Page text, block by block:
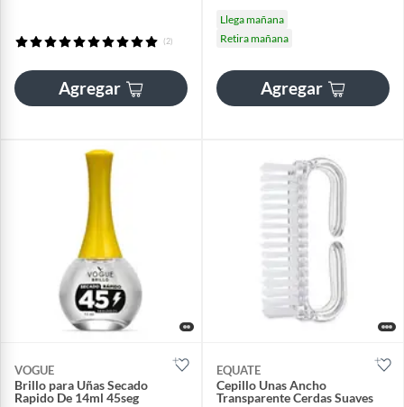
(2)
Agregar
Llega mañana
Retira mañana
Agregar
VOGUE
Brillo para Uñas Secado
Rapido De 14ml 45seg
EQUATE
Cepillo Unas Ancho
Transparente Cerdas Suaves